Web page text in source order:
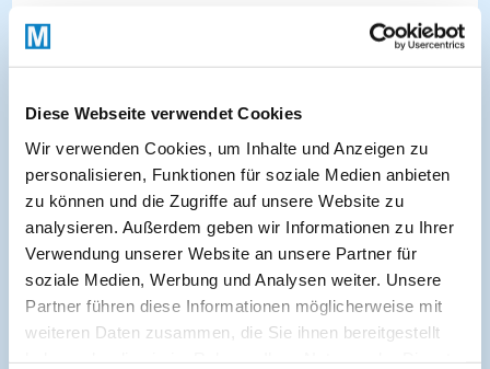
Diese Webseite verwendet Cookies
Wir verwenden Cookies, um Inhalte und Anzeigen zu
personalisieren, Funktionen für soziale Medien anbieten
zu können und die Zugriffe auf unsere Website zu
analysieren. Außerdem geben wir Informationen zu Ihrer
Verwendung unserer Website an unsere Partner für
soziale Medien, Werbung und Analysen weiter. Unsere
Partner führen diese Informationen möglicherweise mit
weiteren Daten zusammen, die Sie ihnen bereitgestellt
Fachbereiche
Fachbereiche:
Allgemeinmedizin & hausärztliche Praxis
Diabetologie & Endokrinologie Ernährungsmedizin
Gastroenterologie Gynäkologie & Geburtshilfe